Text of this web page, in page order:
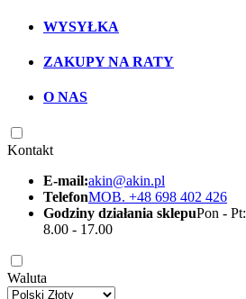
WYSYŁKA
ZAKUPY NA RATY
O NAS
Kontakt
E-mail:akin@akin.pl
TelefonMOB. +48 698 402 426
Godziny działania sklepuPon - Pt:
8.00 - 17.00
Waluta